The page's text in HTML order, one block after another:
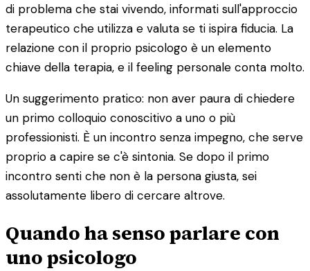
di problema che stai vivendo, informati sull'approccio
terapeutico che utilizza e valuta se ti ispira fiducia. La
relazione con il proprio psicologo è un elemento
chiave della terapia, e il feeling personale conta molto.
Un suggerimento pratico: non aver paura di chiedere
un primo colloquio conoscitivo a uno o più
professionisti. È un incontro senza impegno, che serve
proprio a capire se c'è sintonia. Se dopo il primo
incontro senti che non è la persona giusta, sei
assolutamente libero di cercare altrove.
Quando ha senso parlare con
uno psicologo